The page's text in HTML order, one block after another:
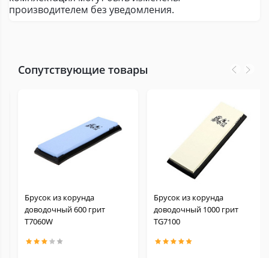
производителем без уведомления.
Сопутствующие товары
Брусок из корунда
доводочный 600 грит
Т7060W
Брусок из корунда
доводочный 1000 грит
TG7100